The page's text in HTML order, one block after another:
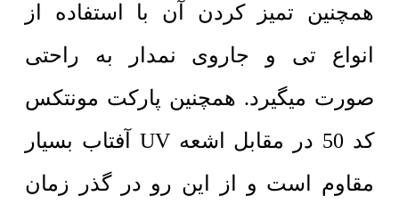
همچنین تمیز کردن آن با استفاده از
انواع تی و جاروی نمدار به راحتی
صورت میگیرد. همچنین پارکت مونتکس
کد 50 در مقابل اشعه UV آفتاب بسیار
مقاوم است و از این رو در گذر زمان